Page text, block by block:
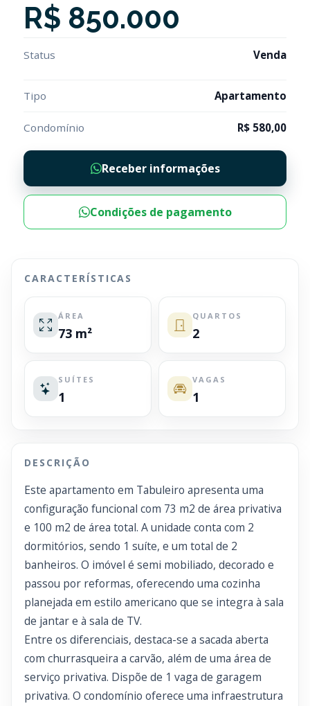
R$ 850.000
Status Venda
Tipo Apartamento
Condomínio R$ 580,00
Receber informações
Condições de pagamento
CARACTERÍSTICAS
ÁREA
73 m²
QUARTOS
2
SUÍTES
1
VAGAS
1
DESCRIÇÃO
Este apartamento em Tabuleiro apresenta uma
configuração funcional com 73 m2 de área privativa
e 100 m2 de área total. A unidade conta com 2
dormitórios, sendo 1 suíte, e um total de 2
banheiros. O imóvel é semi mobiliado, decorado e
passou por reformas, oferecendo uma cozinha
planejada em estilo americano que se integra à sala
de jantar e à sala de TV.
Entre os diferenciais, destaca-se a sacada aberta
com churrasqueira a carvão, além de uma área de
serviço privativa. Dispõe de 1 vaga de garagem
privativa. O condomínio oferece uma infraestrutura